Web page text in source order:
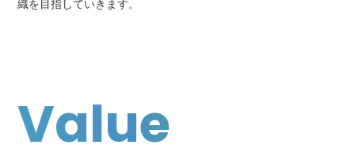
織を目指していきます。
Value